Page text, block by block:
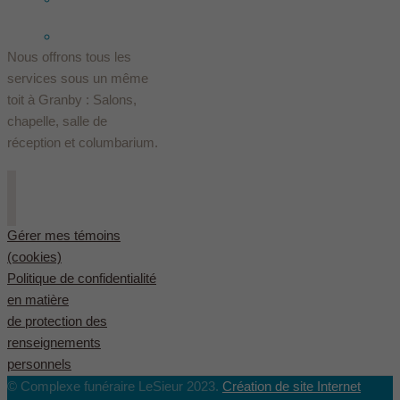
Nous offrons tous les
services sous un même
toit à Granby : Salons,
chapelle, salle de
réception et columbarium.
Gérer mes témoins
(cookies)
Politique de confidentialité
en matière
de protection des
renseignements
personnels
© Complexe funéraire LeSieur 2023. Création de site Internet